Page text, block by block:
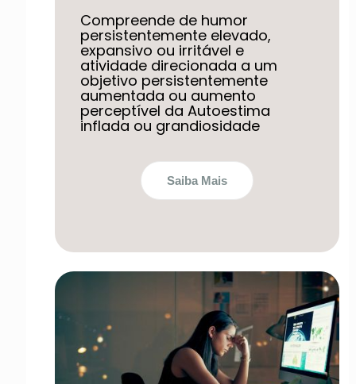
Compreende de humor
persistentemente elevado,
expansivo ou irritável e
atividade direcionada a um
objetivo persistentemente
aumentada ou aumento
perceptível da Autoestima
inflada ou grandiosidade
Saiba Mais